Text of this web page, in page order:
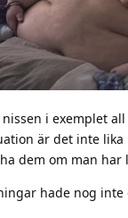
i exemplet
är det inte lika
dem om man har
hade nog